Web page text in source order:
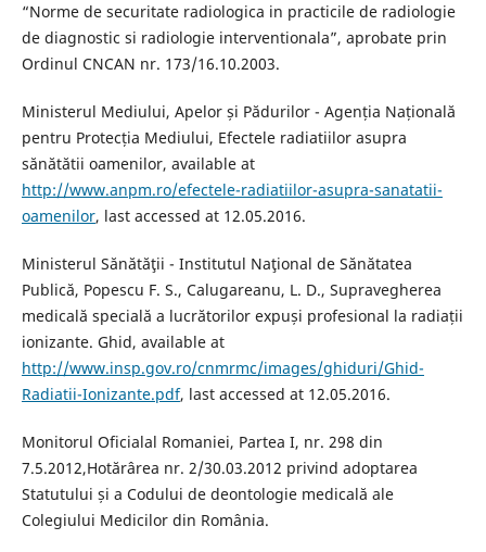
“Norme de securitate radiologica in practicile de radiologie
de diagnostic si radiologie interventionala”, aprobate prin
Ordinul CNCAN nr. 173/16.10.2003.
Ministerul Mediului, Apelor și Pădurilor - Agenția Națională
pentru Protecția Mediului, Efectele radiatiilor asupra
sănătătii oamenilor, available at
http://www.anpm.ro/efectele-radiatiilor-asupra-sanatatii-
oamenilor, last accessed at 12.05.2016.
Ministerul Sănătăţii - Institutul Naţional de Sănătatea
Publică, Popescu F. S., Calugareanu, L. D., Supravegherea
medicală specială a lucrătorilor expuși profesional la radiații
ionizante. Ghid, available at
http://www.insp.gov.ro/cnmrmc/images/ghiduri/Ghid-
Radiatii-Ionizante.pdf, last accessed at 12.05.2016.
Monitorul Oficialal Romaniei, Partea I, nr. 298 din
7.5.2012,Hotărârea nr. 2/30.03.2012 privind adoptarea
Statutului și a Codului de deontologie medicală ale
Colegiului Medicilor din România.